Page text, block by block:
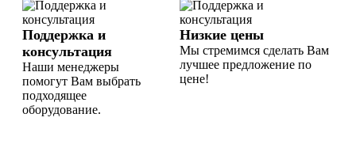
Поддержка и
консультация
Наши менеджеры
помогут Вам выбрать
подходящее
оборудование.
Низкие цены
Мы стремимся сделать Вам
лучшее предложение по
цене!